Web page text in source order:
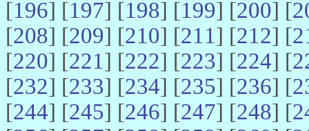
[196] [197] [198] [199] [200] [
[208] [209] [210] [211] [212] [
[220] [221] [222] [223] [224] [
[232] [233] [234] [235] [236] [
[244] [245] [246] [247] [248] [